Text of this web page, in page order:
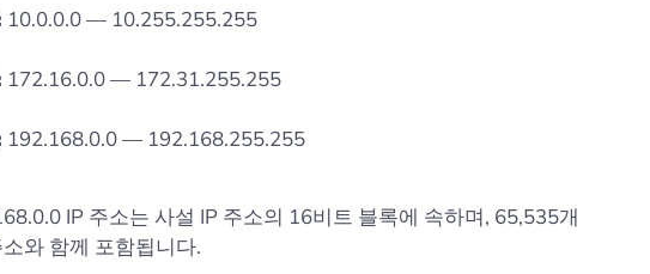
10.0.0.0 — 10.255.255.255
172.16.0.0 — 172.31.255.255
192.168.0.0 — 192.168.255.255
IP 주소는 사설 IP 주소의 16비트 블록에 속하며, 65,535개
와 함께 포함됩니다.